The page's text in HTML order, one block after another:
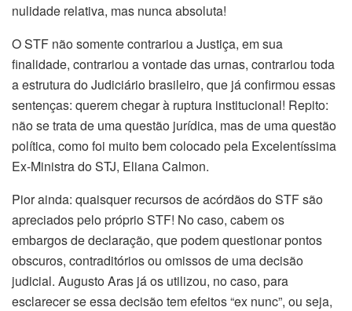
nulidade relativa, mas nunca absoluta!
O STF não somente contrariou a Justiça, em sua
finalidade, contrariou a vontade das urnas, contrariou toda
a estrutura do Judiciário brasileiro, que já confirmou essas
sentenças: querem chegar à ruptura institucional! Repito:
não se trata de uma questão jurídica, mas de uma questão
política, como foi muito bem colocado pela Excelentíssima
Ex-Ministra do STJ, Eliana Calmon.
Pior ainda: quaisquer recursos de acórdãos do STF são
apreciados pelo próprio STF! No caso, cabem os
embargos de declaração, que podem questionar pontos
obscuros, contraditórios ou omissos de uma decisão
judicial. Augusto Aras já os utilizou, no caso, para
esclarecer se essa decisão tem efeitos “ex nunc”, ou seja,